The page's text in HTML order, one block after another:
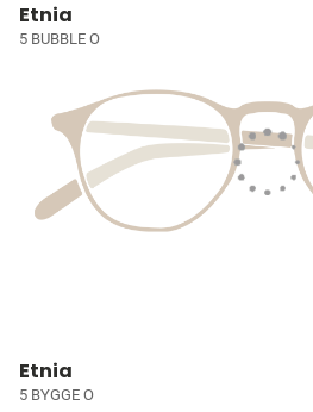
Etnia
5 BUBBLE O
Etnia
5 BYGGE O